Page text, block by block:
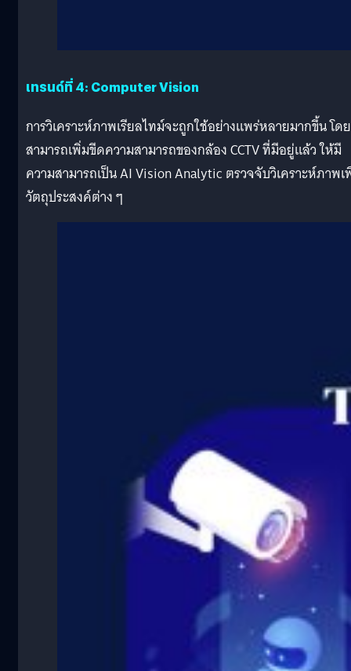
เทรนด์ที่ 4: Computer Vision
การวิเคราะห์ภาพเรียลไทม์จะถูกใช้อย่างแพร่หลายมากขึ้น โดย
สามารถเพิ่มขีดความสามารถของกล้อง CCTV ที่มีอยู่แล้ว ให้มี
ความสามารถเป็น AI Vision Analytic ตรวจจับวิเคราะห์ภาพ
วัตถุประสงค์ต่าง ๆ